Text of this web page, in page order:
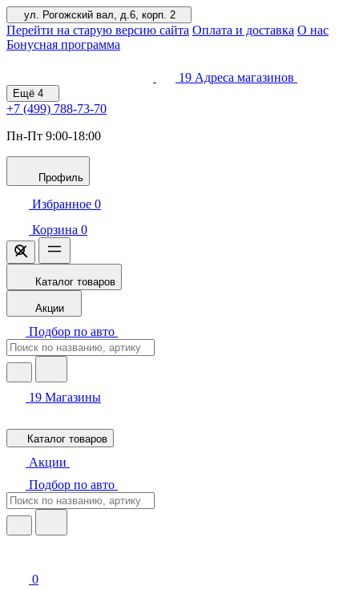
ул. Рогожский вал, д.6, корп. 2
Перейти на старую версию сайта Оплата и доставка О нас
Бонусная программа
19 Адреса магазинов
Ещё 4
+7 (499) 788-73-70
Пн-Пт 9:00-18:00
Профиль
Избранное 0
Корзина 0
Каталог товаров
Акции
Подбор по авто
19 Магазины
Каталог товаров
Акции
Подбор по авто
0